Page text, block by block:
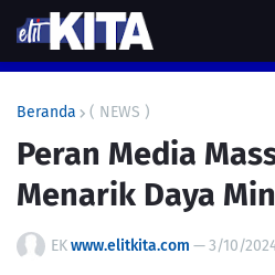
Beranda ( NEWS )
Peran Media
Menarik Daya
EKwww.elitkita.com —3/10/